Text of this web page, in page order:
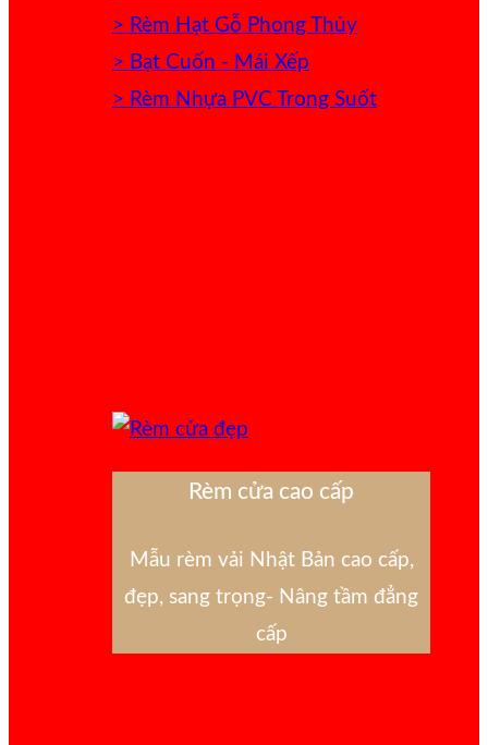
> Rèm Hạt Gỗ Phong Thủy
> Bạt Cuốn - Mái Xếp
> Rèm Nhựa PVC Trong Suốt
Rèm cửa cao cấp
Mẫu rèm vải Nhật Bản cao cấp,
đẹp, sang trọng- Nâng tầm đẳng
cấp